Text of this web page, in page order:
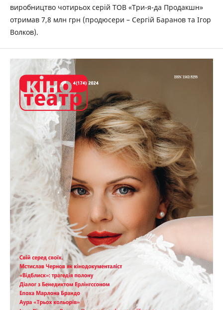
виробництво чотирьох серій ТОВ «‎Три-я-да Продакшн»
отримав 7,8 млн грн (продюсери – Сергій Баранов та Ігор
Волков).